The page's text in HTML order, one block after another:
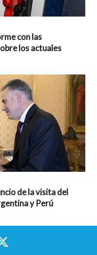
con las
los actuales
de la visita del
y Perú